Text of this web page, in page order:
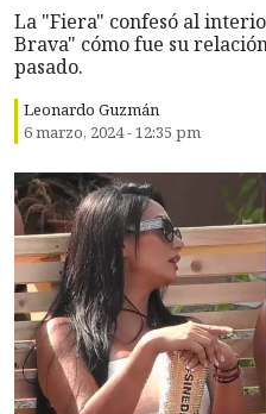
La "Fiera" confesó al
Brava" cómo fue su
pasado.
Leonardo Guzmán
6 marzo, 2024 - 12:35 pm